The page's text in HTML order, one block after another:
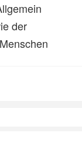
der
Und diese